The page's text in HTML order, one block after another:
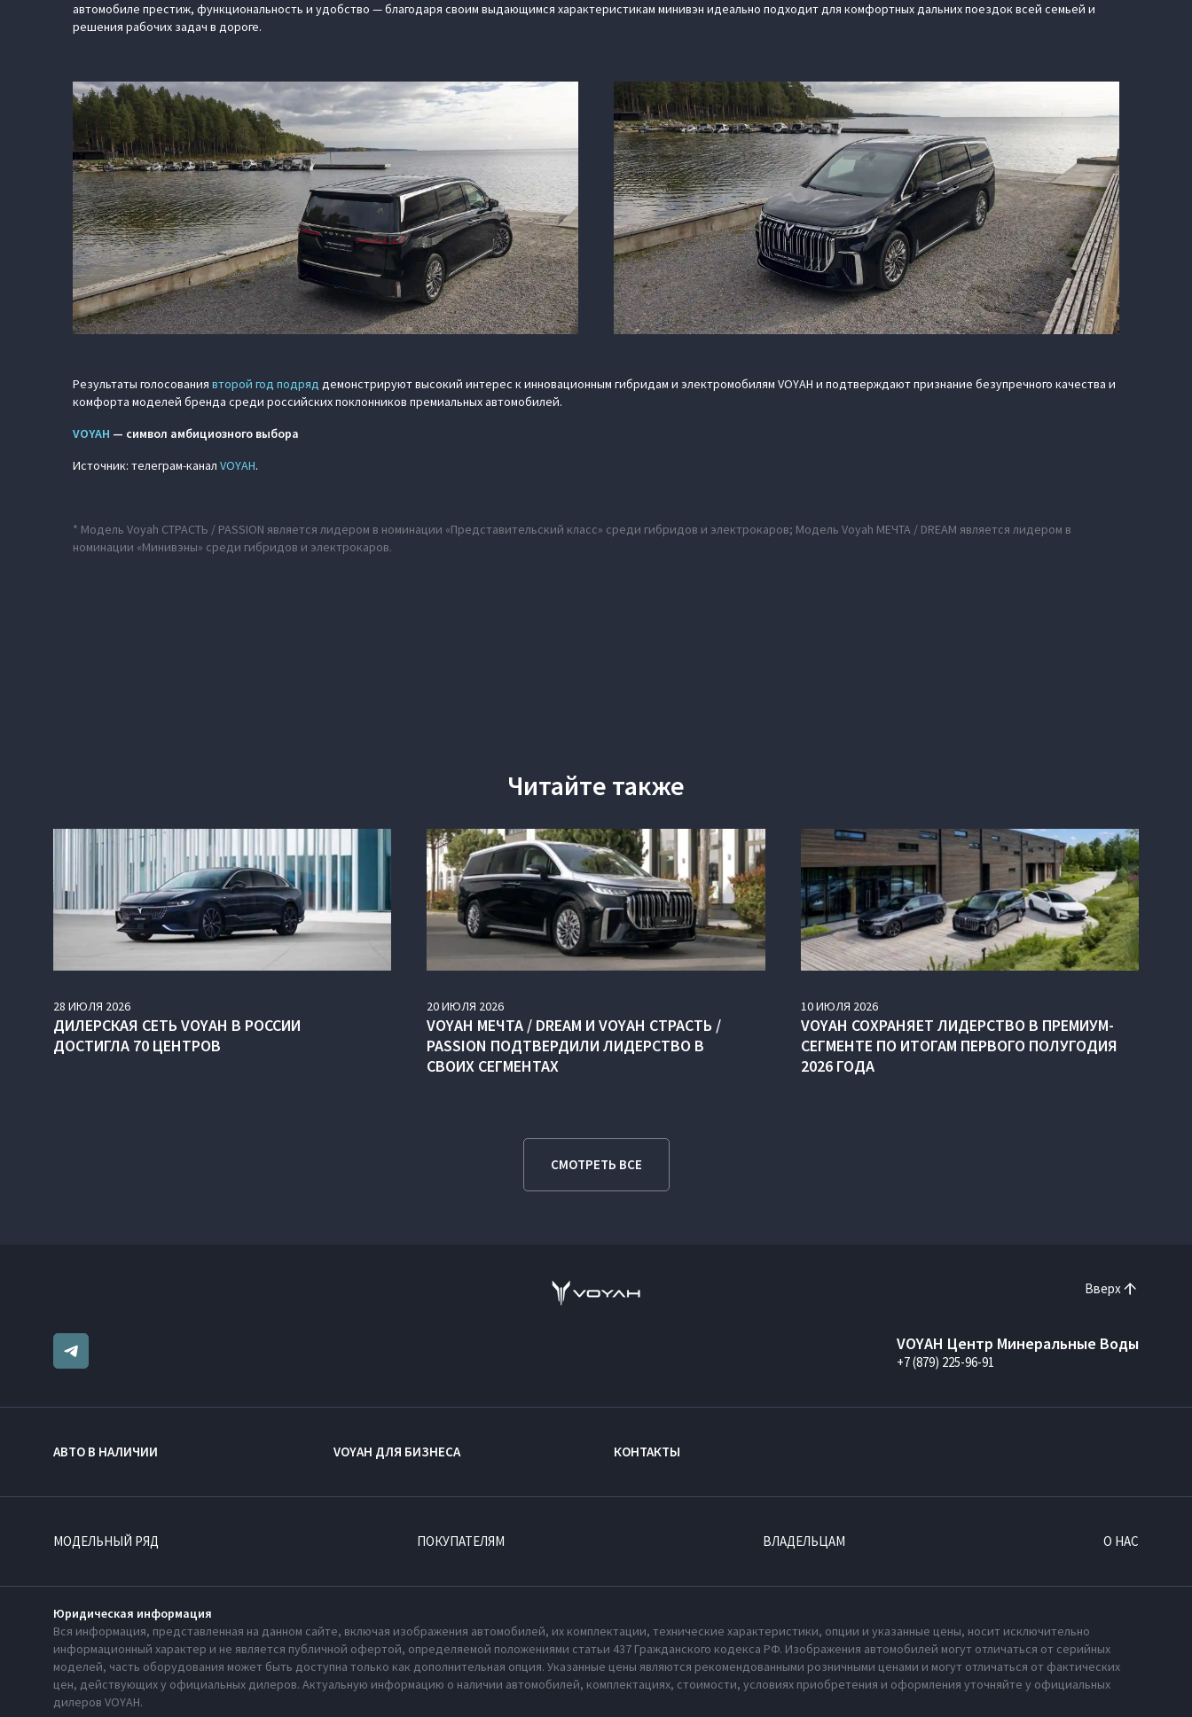
автомобиле престиж, функциональность и удобство — благодаря своим выдающимся характеристикам минивэн идеально подходит для комфортных дальних поездок всей семьей и
решения рабочих задач в дороге.
Результаты голосования второй год подряд демонстрируют высокий интерес к инновационным гибридам и электромобилям VOYAH и подтверждают признание безупречного качества и
комфорта моделей бренда среди российских поклонников премиальных автомобилей.
VOYAH — символ амбициозного выбора
Источник: телеграм-канал VOYAH.
* Модель Voyah СТРАСТЬ / PASSION является лидером в номинации «Представительский класс» среди гибридов и электрокаров; Модель Voyah МЕЧТА / DREAM является лидером в
номинации «Минивэны» среди гибридов и электрокаров.
Читайте также
28 ИЮЛЯ 2026
ДИЛЕРСКАЯ СЕТЬ VOYAH В РОССИИ
ДОСТИГЛА 70 ЦЕНТРОВ
20ИЮЛЯ 2026
VOYAH МЕЧТА / DREAM И VOYAH СТРАСТЬ /
PASSION ПОДТВЕРДИЛИ ЛИДЕРСТВО В
СВОИХ СЕГМЕНТАХ
10ИЮЛЯ 2026
VOYAH СОХРАНЯЕТ ЛИДЕРСТВО В ПРЕМИУМ-
СЕГМЕНТЕ ПО ИТОГАМ ПЕРВОГО ПОЛУГОДИЯ
2026 ГОДА
СМОТРЕТЬ ВСЕ
Вверх
VOYAH Центр Минеральные Воды
+7 (879) 225-96-91
АВТО В НАЛИЧИИ VOYAH ДЛЯ БИЗНЕСА КОНТАКТЫ
МОДЕЛЬНЫЙ РЯД ПОКУПАТЕЛЯМ ВЛАДЕЛЬЦАМ О НАС
Юридическая информация
Вся информация, представленная на данном сайте, включая изображения автомобилей, их комплектации, технические характеристики, опции и указанные цены, носит исключительно
информационный характер и не является публичной офертой, определяемой положениями статьи 437 Гражданского кодекса РФ. Изображения автомобилей могут отличаться от серийных
моделей, часть оборудования может быть доступна только как дополнительная опция. Указанные цены являются рекомендованными розничными ценами и могут отличаться от фактических
цен, действующих у официальных дилеров. Актуальную информацию о наличии автомобилей, комплектациях, стоимости, условиях приобретения и оформления уточняйте у официальных
дилеров VOYAH.